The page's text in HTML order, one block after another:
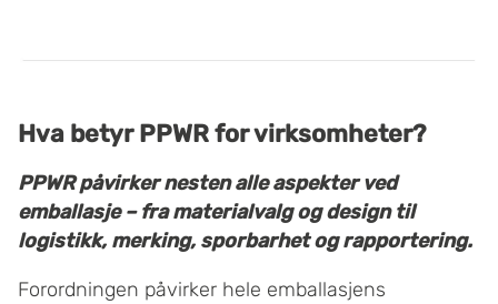
Hva betyr PPWR for virksomheter?
PPWR påvirker nesten alle aspekter ved
emballasje – fra materialvalg og design til
logistikk, merking, sporbarhet og rapportering.
Forordningen påvirker hele emballasjens